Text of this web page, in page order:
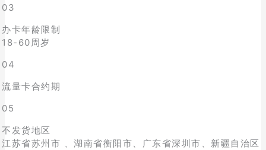
03
办卡年龄限制
18-60周岁
04
流量卡合约期
05
不发货地区
江苏省苏州市 、湖南省衡阳市、广东省深圳市、新疆自治区